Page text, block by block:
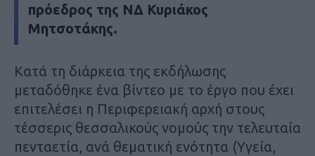
πρόεδρος της ΝΔ Κυριάκος
Μητσοτάκης.
Κατά τη διάρκεια της εκδήλωσης
μεταδόθηκε ένα βίντεο με το έργο που έχει
επιτελέσει η Περιφερειακή αρχή στους
τέσσερις θεσσαλικούς νομούς την τελευταία
πενταετία, ανά θεματική ενότητα (Υγεία,